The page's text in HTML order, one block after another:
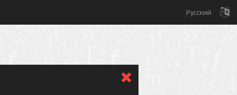
Русский